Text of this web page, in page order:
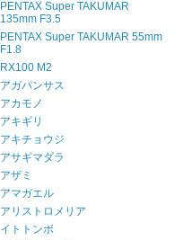
PENTAX Super TAKUMAR
135mm F3.5
PENTAX Super TAKUMAR 55mm
F1.8
RX100 M2
アガパンサス
アカモノ
アキギリ
アキチョウジ
アサギマダラ
アザミ
アマガエル
アリストロメリア
イトトンボ